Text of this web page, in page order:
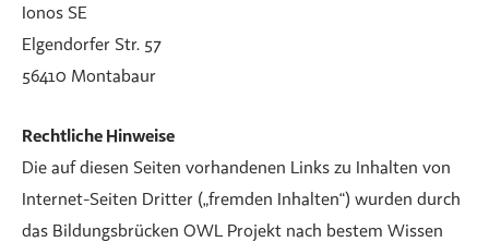
Ionos SE
Elgendorfer Str. 57
56410 Montabaur
Rechtliche Hinweise
Die auf diesen Seiten vorhandenen Links zu Inhalten von
Internet-Seiten Dritter („fremden Inhalten“) wurden durch
das Bildungsbrücken OWL Projekt nach bestem Wissen